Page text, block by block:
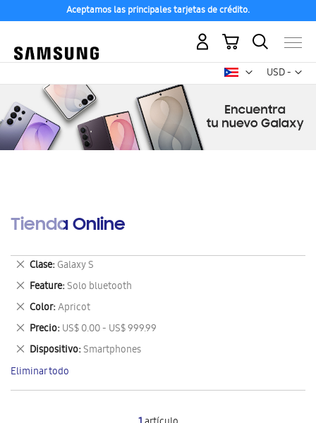
Aceptamos las principales tarjetas de crédito.
USD -
dólar
Mi carrito
Tienda Online
Clase Galaxy S
Eliminar
este
artículo
Feature Solo bluetooth
Eliminar
este
artículo
Color Apricot
Eliminar
este
artículo
Precio US$ 0.00 - US$ 999.99
Eliminar
este
artículo
Dispositivo Smartphones
Eliminar
este
artículo
Eliminar todo